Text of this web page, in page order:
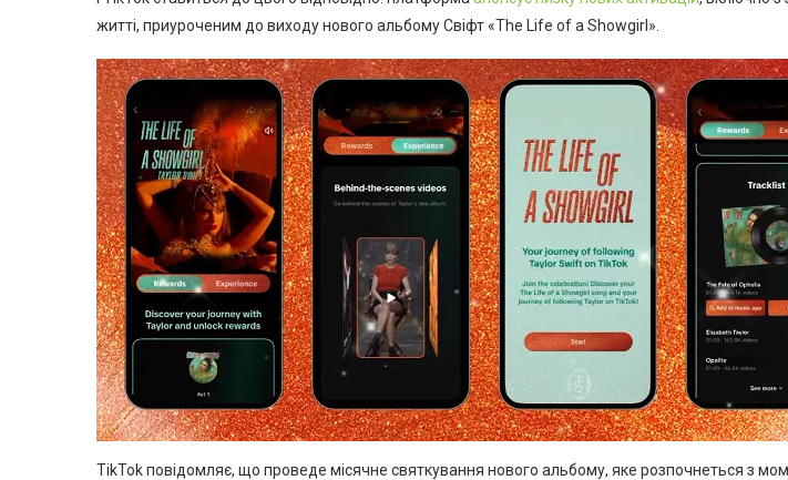
житті, приуроченим до виходу нового альбому Свіфт «The Life of a Showgirl».
TikTok повідомляє, що проведе місячне святкування нового альбому, яке розпочнеться з